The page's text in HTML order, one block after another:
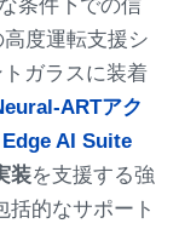
条件下での信
度運転支援シ
ガラスに装着
ARTアク
AI Suite
装を支援する強
括的なサポート